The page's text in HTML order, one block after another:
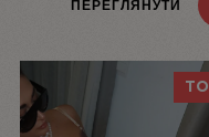
ПЕРЕГЛЯНУТИ